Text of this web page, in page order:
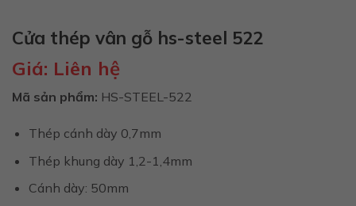
Cửa thép vân gỗ hs-steel 522
Giá: Liên hệ
Mã sản phẩm: HS-STEEL-522
Thép cánh dày 0,7mm
Thép khung dày 1,2-1,4mm
Cánh dày: 50mm